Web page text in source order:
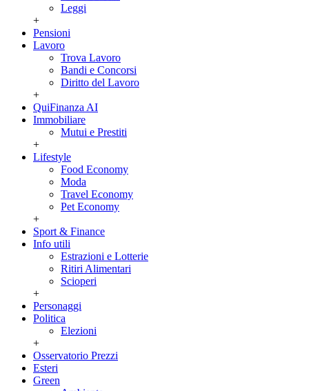
Leggi
+
Pensioni
Lavoro
Trova Lavoro
Bandi e Concorsi
Diritto del Lavoro
+
QuiFinanza AI
Immobiliare
Mutui e Prestiti
+
Lifestyle
Food Economy
Moda
Travel Economy
Pet Economy
+
Sport & Finance
Info utili
Estrazioni e Lotterie
Ritiri Alimentari
Scioperi
+
Personaggi
Politica
Elezioni
+
Osservatorio Prezzi
Esteri
Green